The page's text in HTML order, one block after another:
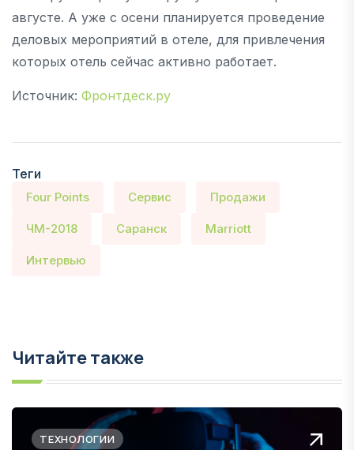
августе. А уже с осени планируется проведение
деловых мероприятий в отеле, для привлечения
которых отель сейчас активно работает.
Источник: Фронтдеск.ру
Теги
Four Points Сервис Продажи
ЧМ-2018 Саранск Marriott
Интервью
Читайте также
ТЕХНОЛОГИИ